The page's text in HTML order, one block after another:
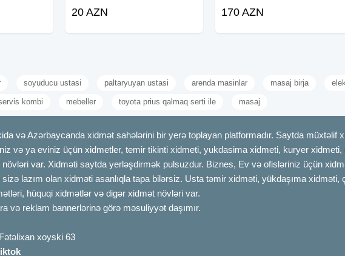
ünvanda quraşdırılması.
20 AZN 170 AZN
soyuducu ustasi paltaryuyan ustasi arenda masinlar masaj birja
kombi mebeller toyota prius qalmaq serti ile masaj
və Azərbaycanda xidmət sahələrini bir yerə toplayan platformadır. Saytda müxtəlif
və ya eviniz üçün xidmetler, temir tikinti xidmeti, yukdasima xidmeti, kuryer
var. Xidməti saytda yerləşdirmək pulsuzdur. Biznes, Ev və ofisləriniz üçün
sizə lazım olan xidməti asanlıqla tapa bilərsiz. Usta təmir xidməti, yükdaşıma xidməti,
hüquqi xidmətlər və digər xidmət növləri var.
və reklam bannerlərinə görə məsuliyyət daşımır.
xoyski 63